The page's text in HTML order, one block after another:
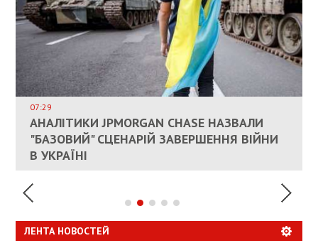
КАНДИДАТ В ПРЕМЬЕРЫ ПОЛЬШИ ПРИЗВАЛ
ЕС ПРЕКРАТИТЬ ВОЕННУЮ ПОМОЩЬ
УКРАИНЕ
07:29
АНАЛІТИКИ JPMORGAN CHASE НАЗВАЛИ
"БАЗОВИЙ" СЦЕНАРІЙ ЗАВЕРШЕННЯ ВІЙНИ
В УКРАЇНІ
ВЛАСНИКАМ ЗРУЙНОВАНОГО ЖИТЛА
ДОЗВОЛИЛИ НЕ ПЛАТИТИ ЗА КОМУНАЛКУ
ИНТЕГРАЦИЯ УКРАИНЫ В НАТО ВРЯД ЛИ
СОСТОИТСЯ В БЛИЖАЙШЕЕ ВРЕМЯ, –
РЮТТЕ
ПАЛИВНИЙ РИНОК РОЗІГРІЛИ ШТУЧНО:
АНАЛІТИКИ ЗВИНУВАТИЛИ АЗС У
СПЕКУЛЯЦІЇ
ЛЕНТА НОВОСТЕЙ